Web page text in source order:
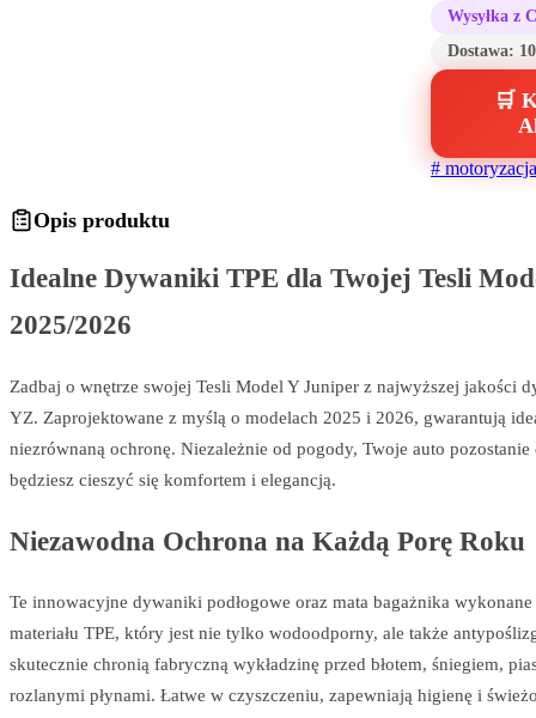
Wysyłka z
Dostawa:
🛒
#motoryzacja
Opis produktu
Idealne Dywaniki TPE dla Twojej Tesli
2025/2026
Zadbaj o wnętrze swojej Tesli Model Y Juniper z najwyższej jakości
YZ. Zaprojektowane z myślą o modelach 2025 i 2026, gwarantują
niezrównaną ochronę. Niezależnie od pogody, Twoje auto pozostanie
będziesz cieszyć się komfortem i elegancją.
Niezawodna Ochrona na Każdą Porę Roku
Te innowacyjne dywaniki podłogowe oraz mata bagażnika wykonane
materiału TPE, który jest nie tylko wodoodporny, ale także
skutecznie chronią fabryczną wykładzinę przed błotem, śniegiem,
rozlanymi płynami. Łatwe w czyszczeniu, zapewniają higienę i